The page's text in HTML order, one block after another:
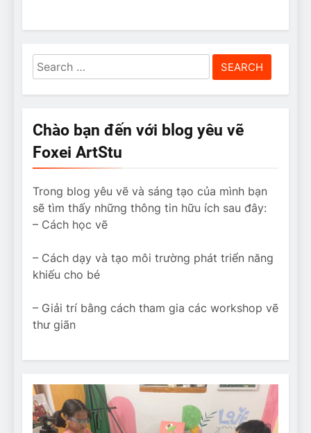
Search
for:
Chào bạn đến với blog yêu vẽ
Foxei ArtStu
Trong blog yêu vẽ và sáng tạo của mình bạn
sẽ tìm thấy những thông tin hữu ích sau đây:
– Cách học vẽ
– Cách dạy và tạo môi trường phát triển năng
khiếu cho bé
– Giải trí bằng cách tham gia các workshop vẽ
thư giãn